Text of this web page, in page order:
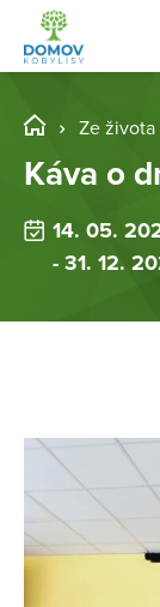
Ze
Káva o
14. 05.
- 31. 12.